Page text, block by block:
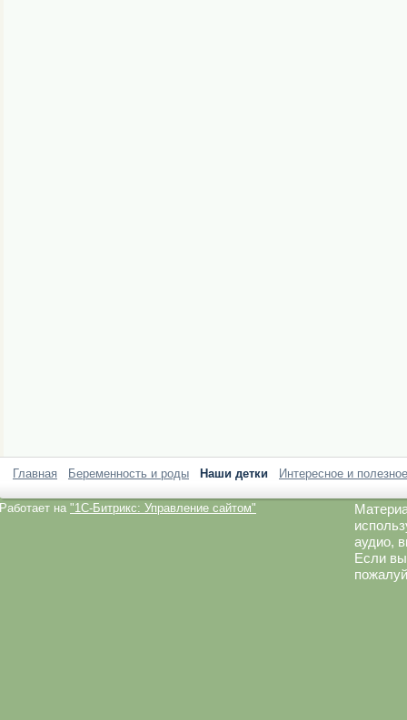
Главная Беременность и роды Наши детки Интересное и полезное
Работает на "1C-Битрикс: Управление сайтом"
аудио,
Если вы